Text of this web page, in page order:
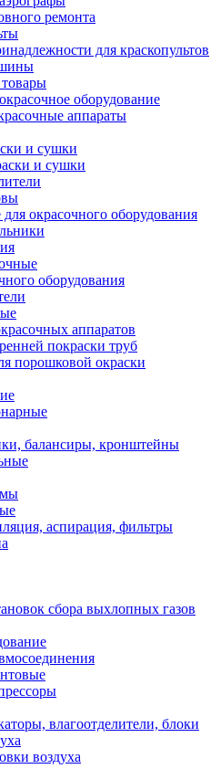
ремонта
для краскопультов
оборудование
аппараты
и сушки
и сушки
окрасочного оборудования
оборудования
аппаратов
покраски труб
порошковой окраски
балансиры, кронштейны
аспирация, фильтры
сбора выхлопных газов
влагоотделители, блоки
воздуха